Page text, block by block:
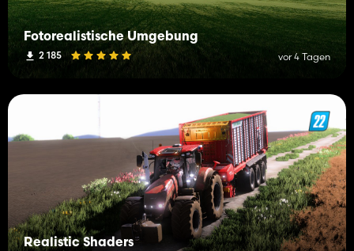
Fotorealistische Umgebung
2 185 vor 4 Tagen
Realistic Shaders